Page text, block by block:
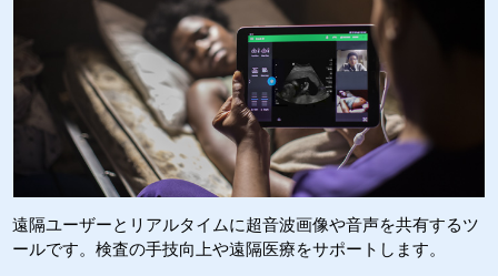
遠隔ユーザーとリアルタイムに超音波画像や音声を共有するツ
ールです。検査の手技向上や遠隔医療をサポートします。